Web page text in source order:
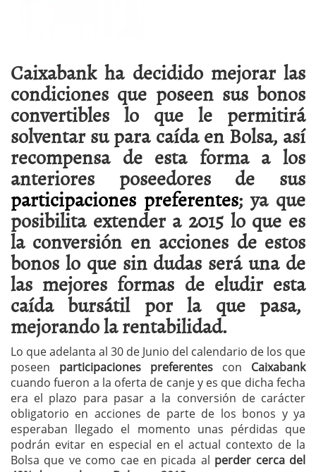
Caixabank ha decidido mejorar las
condiciones que poseen sus bonos
convertibles lo que le permitirá
solventar su para caída en Bolsa, así
recompensa de esta forma a los
anteriores poseedores de sus
participaciones preferentes; ya que
posibilita extender a 2015 lo que es
la conversión en acciones de estos
bonos lo que sin dudas será una de
las mejores formas de eludir esta
caída bursátil por la que pasa,
mejorando la rentabilidad.
Lo que adelanta al 30 de Junio del calendario de los que
poseen participaciones preferentes con Caixabank
cuando fueron a la oferta de canje y es que dicha fecha
era el plazo para pasar a la conversión de carácter
obligatorio en acciones de parte de los bonos y ya
esperaban llegado el momento unas pérdidas que
podrán evitar en especial en el actual contexto de la
Bolsa que ve como cae en picada al perder cerca del